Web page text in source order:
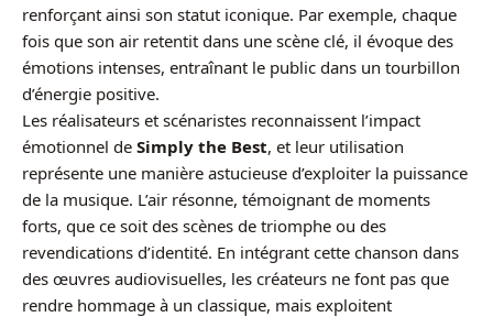
renforçant ainsi son statut iconique. Par exemple, chaque
fois que son air retentit dans une scène clé, il évoque des
émotions intenses, entraînant le public dans un tourbillon
d’énergie positive.
Les réalisateurs et scénaristes reconnaissent l’impact
émotionnel de Simply the Best, et leur utilisation
représente une manière astucieuse d’exploiter la puissance
de la musique. L’air résonne, témoignant de moments
forts, que ce soit des scènes de triomphe ou des
revendications d’identité. En intégrant cette chanson dans
des œuvres audiovisuelles, les créateurs ne font pas que
rendre hommage à un classique, mais exploitent